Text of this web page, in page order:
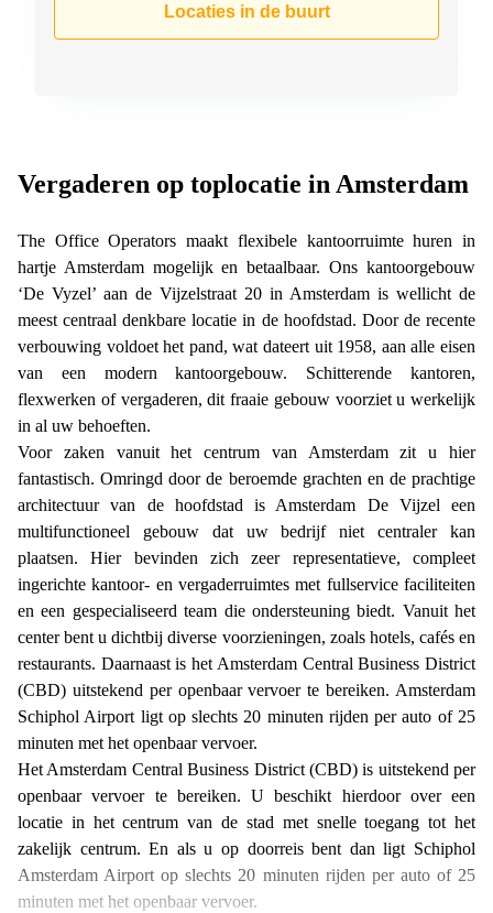
Locaties in de buurt
Vergaderen op toplocatie in Amsterdam
The Office Operators maakt flexibele kantoorruimte huren in
hartje Amsterdam mogelijk en betaalbaar. Ons kantoorgebouw
‘De Vyzel’ aan de Vijzelstraat 20 in Amsterdam is wellicht de
meest centraal denkbare locatie in de hoofdstad. Door de recente
verbouwing voldoet het pand, wat dateert uit 1958, aan alle eisen
van een modern kantoorgebouw. Schitterende kantoren,
flexwerken of vergaderen, dit fraaie gebouw voorziet u werkelijk
in al uw behoeften.
Voor zaken vanuit het centrum van Amsterdam zit u hier
fantastisch. Omringd door de beroemde grachten en de prachtige
architectuur van de hoofdstad is Amsterdam De Vijzel een
multifunctioneel gebouw dat uw bedrijf niet centraler kan
plaatsen. Hier bevinden zich zeer representatieve, compleet
ingerichte kantoor- en vergaderruimtes met fullservice faciliteiten
en een gespecialiseerd team die ondersteuning biedt. Vanuit het
center bent u dichtbij diverse voorzieningen, zoals hotels, cafés en
restaurants. Daarnaast is het Amsterdam Central Business District
(CBD) uitstekend per openbaar vervoer te bereiken. Amsterdam
Schiphol Airport ligt op slechts 20 minuten rijden per auto of 25
minuten met het openbaar vervoer.
Het Amsterdam Central Business District (CBD) is uitstekend per
openbaar vervoer te bereiken. U beschikt hierdoor over een
locatie in het centrum van de stad met snelle toegang tot het
zakelijk centrum. En als u op doorreis bent dan ligt Schiphol
Amsterdam Airport op slechts 20 minuten rijden per auto of 25
minuten met het openbaar vervoer.